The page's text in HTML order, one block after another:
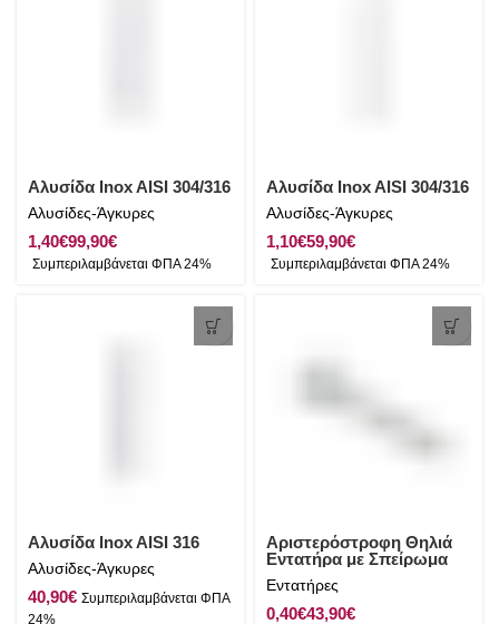
Αλυσίδα Inox AISI 304/316
Αλυσίδες-Άγκυρες
€ €
Αλυσίδα Inox AISI 304/316
Αλυσίδες-Άγκυρες
€ €
Αλυσίδα Inox AISI 316
Αλυσίδες-Άγκυρες
€
Αριστερόστροφη Θηλιά
Εντατήρα με Σπείρωμα
Inox AISI 316
Εντατήρες
€ €